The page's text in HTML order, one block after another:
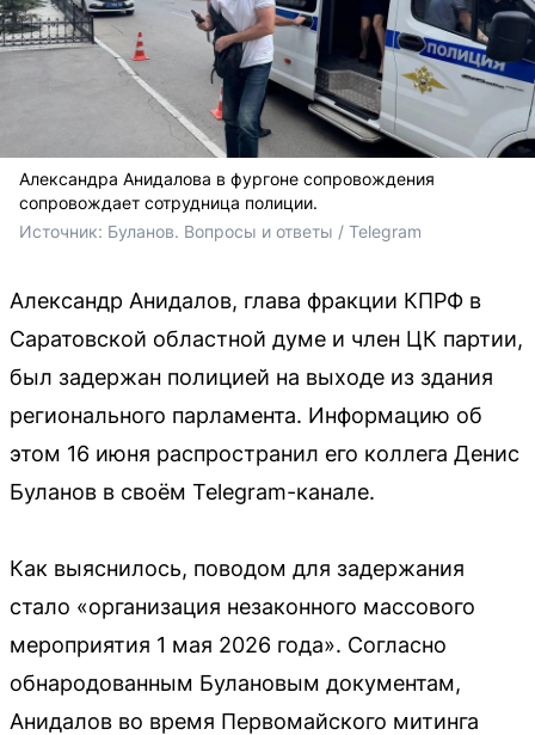
Александра Анидалова в фургоне сопровождения
сопровождает сотрудница полиции.
Источник: Буланов. Вопросы и ответы / Telegram
Александр Анидалов, глава фракции КПРФ в
Саратовской областной думе и член ЦК партии,
был задержан полицией на выходе из здания
регионального парламента. Информацию об
этом 16 июня распространил его коллега Денис
Буланов в своём Telegram-канале.
Как выяснилось, поводом для задержания
стало «организация незаконного массового
мероприятия 1 мая 2026 года». Согласно
обнародованным Булановым документам,
Анидалов во время Первомайского митинга